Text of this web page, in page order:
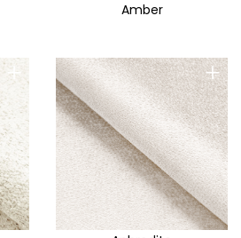
Amber
+ +